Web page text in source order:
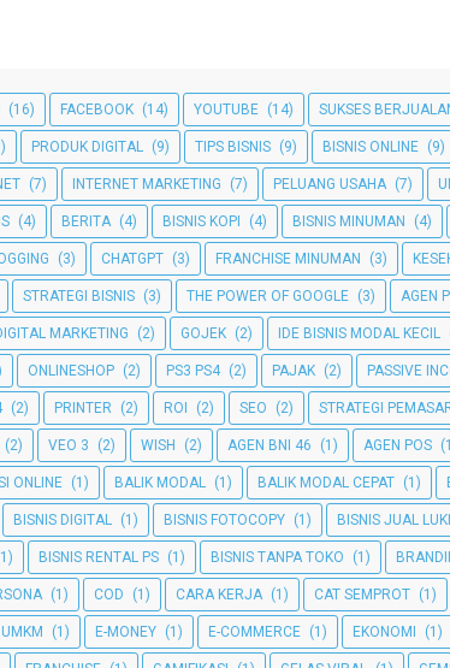
(16) FACEBOOK (14) YOUTUBE (14) SUKSES
PRODUK DIGITAL (9) TIPS BISNIS (9) BISNIS ONLINE (9)
(7) INTERNET MARKETING (7) PELUANG USAHA (7)
(4) BERITA (4) BISNIS KOPI (4) BISNIS MINUMAN (4)
(3) CHATGPT (3) FRANCHISE MINUMAN (3)
STRATEGI BISNIS (3) THE POWER OF GOOGLE (3) AGEN
MARKETING (2) GOJEK (2) IDE BISNIS MODAL KECIL
ONLINESHOP (2) PS3 PS4 (2) PAJAK (2) PASSIVE
(2) PRINTER (2) ROI (2) SEO (2) STRATEGI
(2) VEO 3 (2) WISH (2) AGEN BNI 46 (1) AGEN POS
ONLINE (1) BALIK MODAL (1) BALIK MODAL CEPAT (1)
BISNIS DIGITAL (1) BISNIS FOTOCOPY (1) BISNIS JUAL
BISNIS RENTAL PS (1) BISNIS TANPA TOKO (1)
(1) COD (1) CARA KERJA (1) CAT SEMPROT (1)
(1) E-MONEY (1) E-COMMERCE (1) EKONOMI (1)